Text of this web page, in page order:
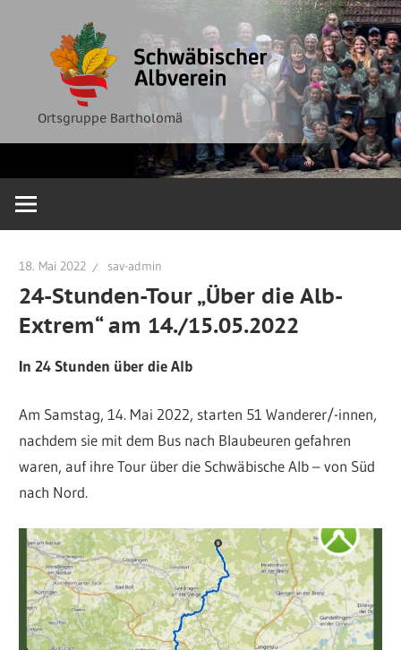
springen
Ortsgruppe Bartholomä
Albverein
Ortsgruppe
Bartholomä
18. Mai 2022 sav-admin
24-Stunden-Tour „Über die Alb-
Extrem“ am 14./15.05.2022
In 24 Stunden über die Alb
Am Samstag, 14. Mai 2022, starten 51 Wanderer/-innen,
nachdem sie mit dem Bus nach Blaubeuren gefahren
waren, auf ihre Tour über die Schwäbische Alb – von Süd
nach Nord.